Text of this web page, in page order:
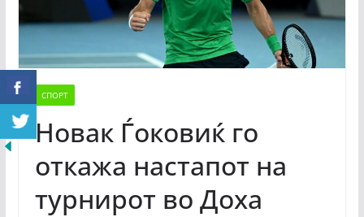
СПОРТ
Новак Ѓоковиќ го
откажа настапот на
турнирот во Доха